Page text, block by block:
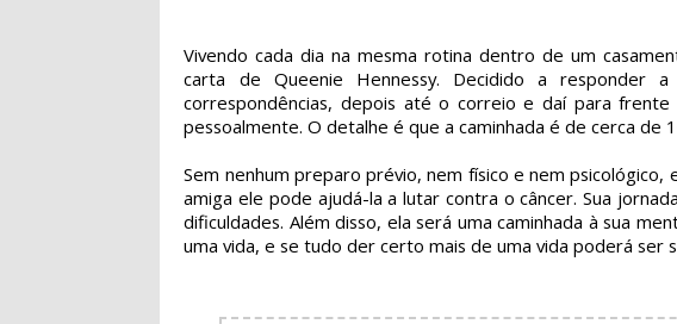
Vivendo cada dia na mesma rotina dentro de um
carta de Queenie Hennessy. Decidido a responder
correspondências, depois até o correio e daí para
pessoalmente. O detalhe é que a caminhada é de cerca de
Sem nenhum preparo prévio, nem físico e nem psicológico,
amiga ele pode ajudá-la a lutar contra o câncer. Sua
dificuldades. Além disso, ela será uma caminhada à sua
uma vida, e se tudo der certo mais de uma vida poderá ser